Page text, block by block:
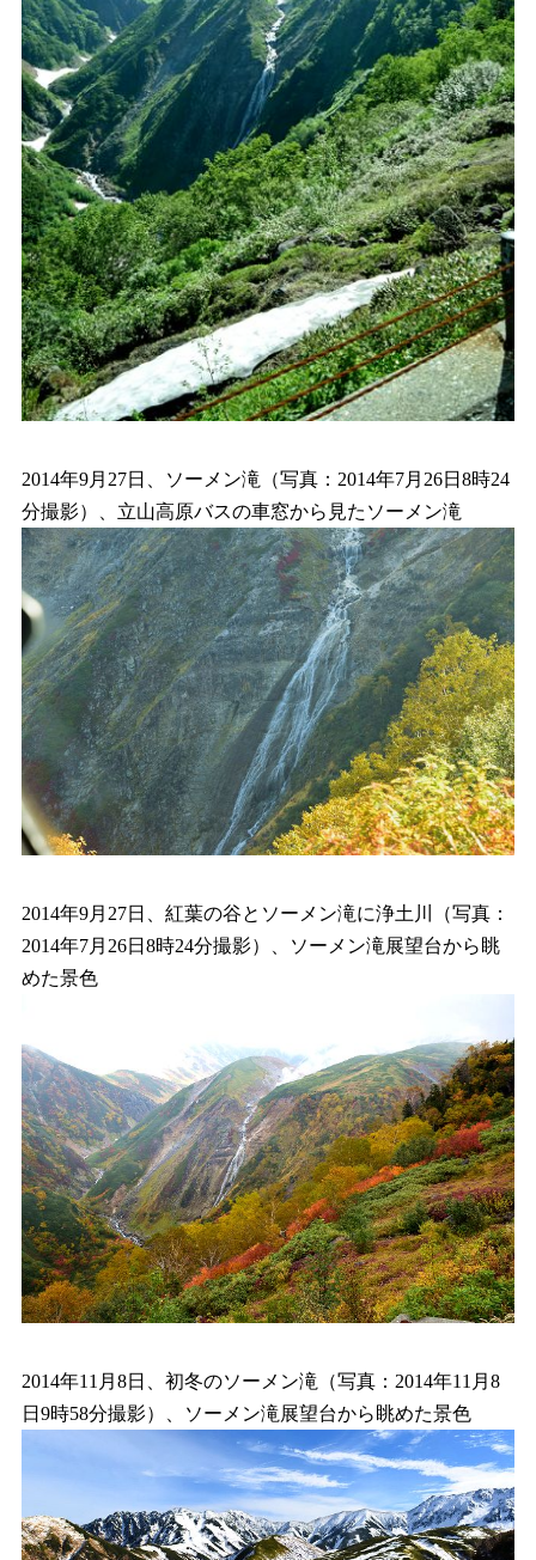
2014年9月27日、ソーメン滝（写真：2014年7月26日8時24
分撮影）、立山高原バスの車窓から見たソーメン滝
2014年9月27日、紅葉の谷とソーメン滝に浄土川（写真：
2014年7月26日8時24分撮影）、ソーメン滝展望台から眺
めた景色
2014年11月8日、初冬のソーメン滝（写真：2014年11月8
日9時58分撮影）、ソーメン滝展望台から眺めた景色